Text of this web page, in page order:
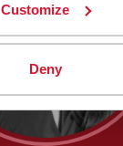
Customize
Deny